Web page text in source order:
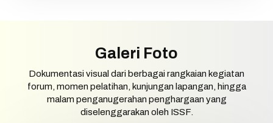
Galeri Foto
Dokumentasi visual dari berbagai rangkaian kegiatan
forum, momen pelatihan, kunjungan lapangan, hingga
malam penganugerahan penghargaan yang
diselenggarakan oleh ISSF.